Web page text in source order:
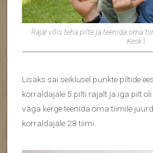
Rajal võis teha pilte ja teenida oma
Kesk1
Lisaks sai seiklusel punkte piltide
korraldajale 5 pilti rajalt ja iga pilt
väga kerge teenida oma tiimile
korraldajale 28 tiimi.